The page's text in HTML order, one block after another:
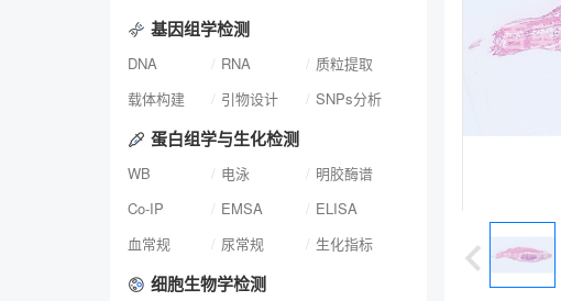
基因组学检测
DNA RNA
质粒提取
载体构建
引物设计 SNPs分析
蛋白组学与生化检测
WB 电泳
明胶酶谱
Co-IP
EMSA
ELISA
血常规
尿常规 生化指标
细胞生物学检测